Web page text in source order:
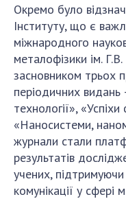
Окремо було
Інституту, що є
міжнародного
металофізики ім.
засновником трьох
періодичних видань
технології»,
«Наносистеми,
журнали стали
результатів
учених, підтримуючи
комунікації у сфері